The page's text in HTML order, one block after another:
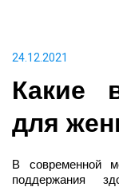
24.12.2021
Какие
для
В современной
поддержания